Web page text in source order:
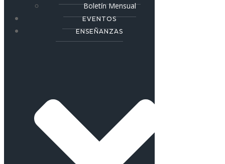
Boletín Mensual
EVENTOS
ENSEÑANZAS